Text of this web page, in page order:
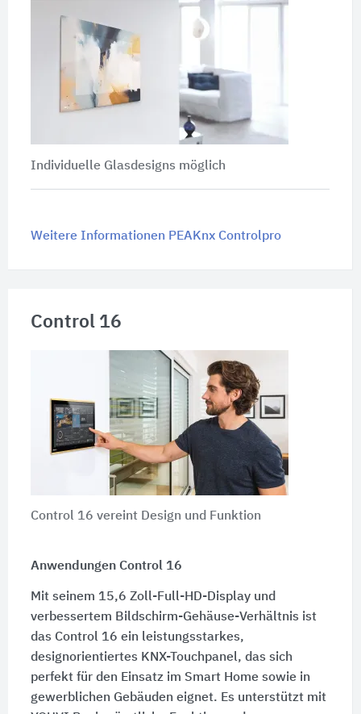
Individuelle Glasdesigns möglich
Weitere Informationen PEAKnx Controlpro
Control 16
Control 16 vereint Design und Funktion
Anwendungen Control 16
Mit seinem 15,6 Zoll-Full-HD-Display und
verbessertem Bildschirm-Gehäuse-Verhältnis ist
das Control 16 ein leistungsstarkes,
designorientiertes KNX-Touchpanel, das sich
perfekt für den Einsatz im Smart Home sowie in
gewerblichen Gebäuden eignet. Es unterstützt mit